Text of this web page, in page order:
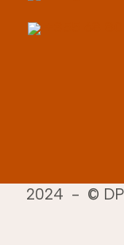
+355 68 80
2024 - ©